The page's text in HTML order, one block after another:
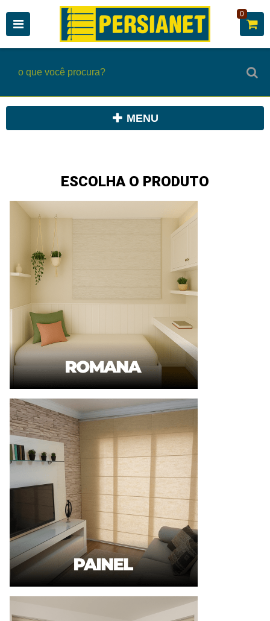
0
MENU
ESCOLHA O PRODUTO